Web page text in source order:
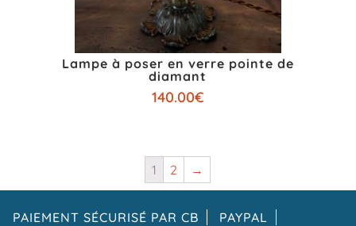
Lampe à poser en verre pointe de
diamant
140.00€
1 2 →
PAIEMENT SÉCURISÉ PAR CB
PAYPAL